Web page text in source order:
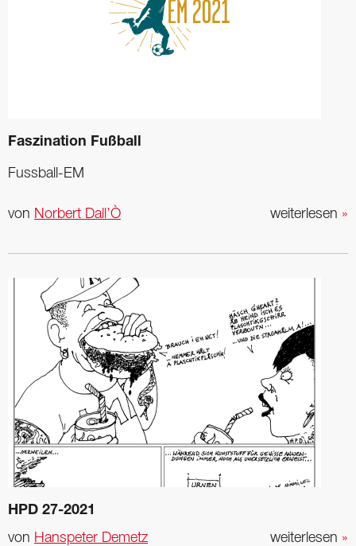
Faszination Fußball
Fussball-EM
weiterlesen »
von Norbert Dall’Ò
HPD 27-2021
weiterlesen »
von Hanspeter Demetz